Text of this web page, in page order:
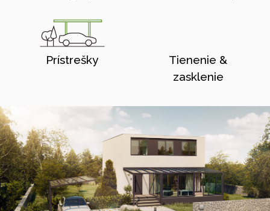
Prístrešky
Tienenie &
zasklenie